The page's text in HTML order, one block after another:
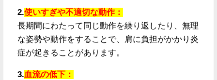
2.使いすぎや不適切な動作：
長期間にわたって同じ動作を繰り返したり、無理
な姿勢や動作をすることで、肩に負担がかかり炎
症が起きることがあります。
3.血流の低下：